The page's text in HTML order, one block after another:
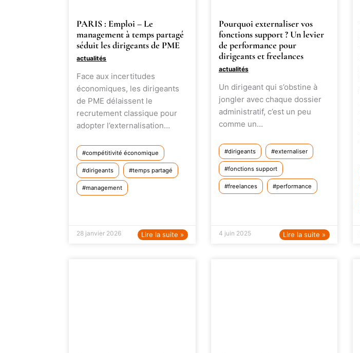
PARIS : Emploi – Le
management à temps partagé
séduit les dirigeants de PME
actualités
Face aux incertitudes
économiques, les dirigeants
de PME délaissent le
recrutement classique pour
adopter l’externalisation…
compétitivité économique
dirigeants temps partagé
management
28 janvier 2026 Lire la suite »
Pourquoi externaliser vos
fonctions support ? Un levier
de performance pour
dirigeants et freelances
actualités
Un dirigeant qui s’obstine à
jongler avec chaque dossier
administratif, c’est un peu
comme un…
dirigeants externaliser
fonctions support
freelances performance
4 juin 2025 Lire la suite »